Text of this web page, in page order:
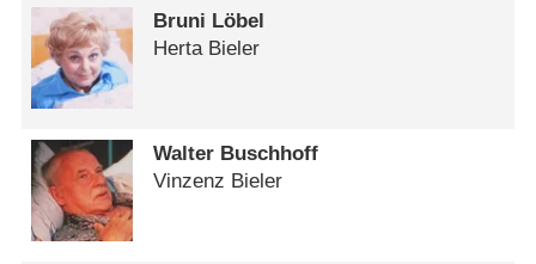
Bruni Löbel
Herta Bieler
Walter Buschhoff
Vinzenz Bieler